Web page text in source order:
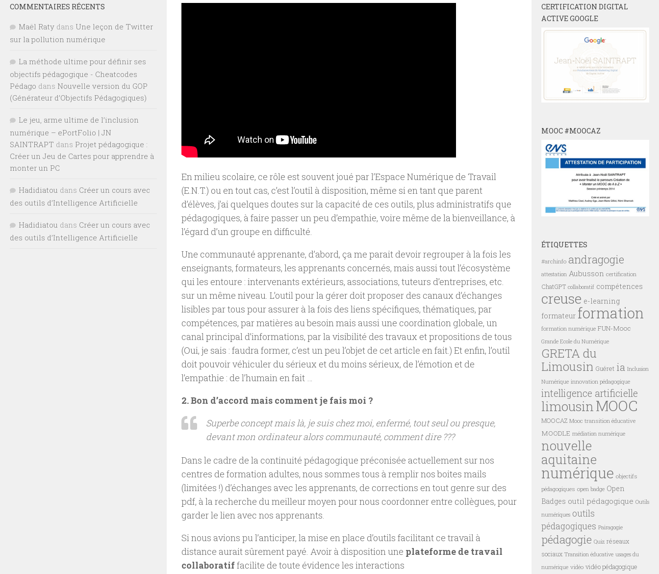
En milieu scolaire, ce rôle est souvent joué par l’Espace Numérique de Travail
(E.N.T.) ou en tout cas, c’est l’outil à disposition, même si en tant que parent
d’élèves, j’ai quelques doutes sur la capacité de ces outils, plus administratifs que
pédagogiques, à faire passer un peu d’empathie, voire même de la bienveillance, à
l’égard d’un groupe en difficulté.
Une communauté apprenante, d’abord, ça me parait devoir regrouper à la fois les
enseignants, formateurs, les apprenants concernés, mais aussi tout l’écosystème
qui les entoure : intervenants extérieurs, associations, tuteurs d’entreprises, etc.
sur un même niveau. L’outil pour la gérer doit proposer des canaux d’échanges
lisibles par tous pour assurer à la fois des liens spécifiques, thématiques, par
compétences, par matières au besoin mais aussi une coordination globale, un
canal principal d’informations, par la visibilité des travaux et propositions de tous
(Oui, je sais : faudra former, c’est un peu l’objet de cet article en fait.) Et enfin, l’outil
doit pouvoir véhiculer du sérieux et du moins sérieux, de l’émotion et de
l’empathie : de l’humain en fait …
2. Bon d’accord mais comment je fais moi ?
Superbe concept mais là, je suis chez moi, enfermé, tout seul ou presque,
devant mon ordinateur alors communauté, comment dire ???
Dans le cadre de la continuité pédagogique préconisée actuellement sur nos
centres de formation adultes, nous sommes tous à remplir nos boites mails
(limitées !) d’échanges avec les apprenants, de corrections en tout genre sur des
pdf, à la recherche du meilleur moyen pour nous coordonner entre collègues, pour
garder le lien avec nos apprenants.
Si nous avions pu l’anticiper, la mise en place d’outils facilitant ce travail à
distance aurait sûrement payé. Avoir à disposition une plateforme de travail
collaboratiffacilite de toute évidence les interactions
COMMENTAIRES RÉCENTS
Maël Raty dans Une leçon de Twitter
sur la pollution numérique
La méthode ultime pour définir ses
objectifs pédagogique - Cheatcodes
Pédago dans Nouvelle version du GOP
(Générateur d’Objectifs Pédagogiques)
Le jeu, arme ultime de l’inclusion
numérique – ePortFolio | JN
SAINTRAPT dans Projet pédagogique :
Créer un Jeu de Cartes pour apprendre à
monter un PC
Hadidiatou dans Créer un cours avec
des outils d’Intelligence Artificielle
Hadidiatou dans Créer un cours avec
des outils d’Intelligence Artificielle
CERTIFICATION DIGITAL
ACTIVE GOOGLE
MOOC #MOOCAZ
ÉTIQUETTES
#archinfo andragogie
attestation Aubusson certification
ChatGPT collaboratif compétences
creuse e-learning
formateur formation
formation numérique FUN-Mooc
Grande Ecole du Numérique
GRETA du
Limousin Guéret ia Inclusion
Numérique innovation pédagogique
intelligence artificielle
limousin MOOC
MOOCAZ Mooc transition éducative
MOODLE médiation numérique
nouvelle
aquitaine
numérique objectifs
pédagogiques open badge Open
Badges outil pédagogique Outils
numériques outils
pédagogiques Pairagogie
pédagogie Quiz réseaux
sociaux Transition éducative usages du
numérique vidéo vidéo pédagogique